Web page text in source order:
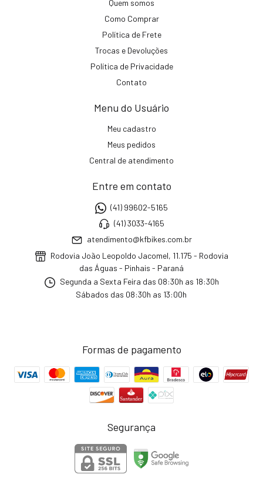
Quem somos
Como Comprar
Política de Frete
Trocas e Devoluções
Política de Privacidade
Contato
Menu do Usuário
Meu cadastro
Meus pedidos
Central de atendimento
Entre em contato
(41) 99602-5165
(41) 3033-4165
atendimento@kfbikes.com.br
Rodovia João Leopoldo Jacomel, 11.175 - Rodovia
das Águas - Pinhais - Paraná
Segunda a Sexta Feira das 08:30h as 18:30h
Sábados das 08:30h as 13:00h
Formas de pagamento
Segurança